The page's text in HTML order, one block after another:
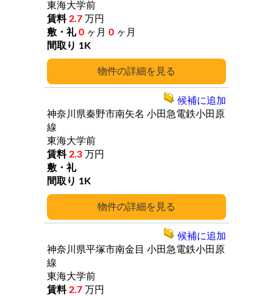
詳細
東海大学前
2.7 万円
0 ヶ月 0 ヶ月
1K
詳細
神奈川県秦野市南矢名 小田急電鉄小田原
線
東海大学前
2.3 万円
1K
候補に追加
神奈川県平塚市南金目 小田急電鉄小田原
線
東海大学前
2.7 万円
候補に追加